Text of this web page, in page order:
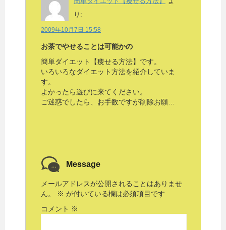
り:
2009年10月7日 15:58
お茶でやせることは可能かの
簡単ダイエット【痩せる方法】です。
いろいろなダイエット方法を紹介していま
す。
よかったら遊びに来てください。
ご迷惑でしたら、お手数ですが削除お願…
Message
メールアドレスが公開されることはありませ
ん。
※ が付いている欄は必須項目です
コメント ※